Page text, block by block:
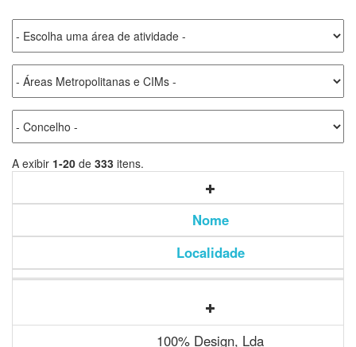
A exibir 1-20 de 333 itens.
Nome
Localidade
100% Design, Lda